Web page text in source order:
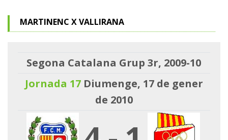
MARTINENC X VALLIRANA
Segona Catalana Grup 3r, 2009-10
Jornada 17Diumenge, 17 de gener
de 2010